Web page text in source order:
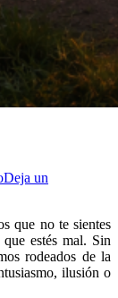
Deja un
que no te sientes
estés mal. Sin
rodeados de la
ilusión o